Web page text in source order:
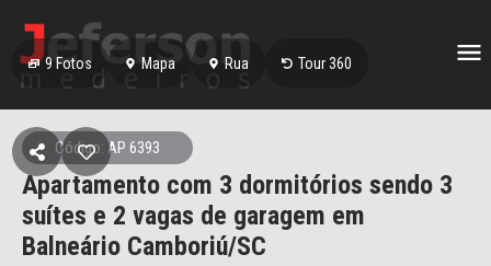
9 Fotos Mapa Rua Tour 360
Código: AP 6393
Apartamento com 3 dormitórios sendo 3
suítes e 2 vagas de garagem em
Balneário Camboriú/SC